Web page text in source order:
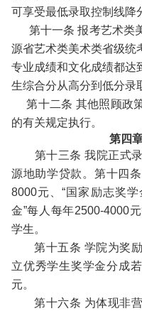
可享受最低录取控制线降
第十一条 报考艺术类
源省艺术类美术类省级统
专业成绩和文化成绩都达
生综合分从高分到低分录
第十二条 其他照顾政
的有关规定执行。
第四
第十三条 我院正式录
源地助学贷款。第十四
8000元、“国家励志奖
金”每人每年2500-4000
学生。
第十五条 学院为奖
立优秀学生奖学金分成
元。
第十六条 为体现非